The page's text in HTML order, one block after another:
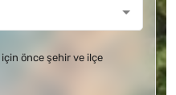
önce şehir ve ilçe